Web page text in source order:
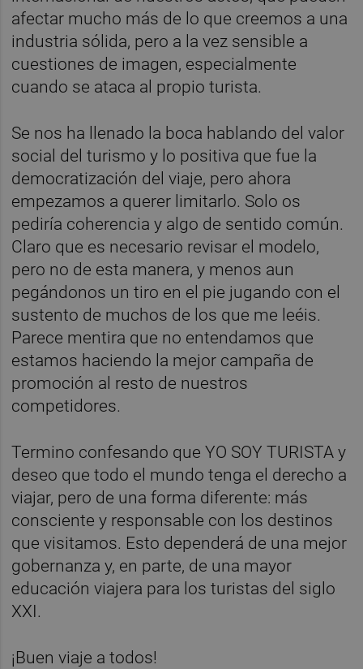
afectar mucho más de lo que creemos a una
industria sólida, pero a la vez sensible a
cuestiones de imagen, especialmente
cuando se ataca al propio turista.
Se nos ha llenado la boca hablando del valor
social del turismo y lo positiva que fue la
democratización del viaje, pero ahora
empezamos a querer limitarlo. Solo os
pediría coherencia y algo de sentido común.
Claro que es necesario revisar el modelo,
pero no de esta manera, y menos aun
pegándonos un tiro en el pie jugando con el
sustento de muchos de los que me leéis.
Parece mentira que no entendamos que
estamos haciendo la mejor campaña de
promoción al resto de nuestros
competidores.
Termino confesando que YO SOY TURISTA y
deseo que todo el mundo tenga el derecho a
viajar, pero de una forma diferente: más
consciente y responsable con los destinos
que visitamos. Esto dependerá de una mejor
gobernanza y, en parte, de una mayor
educación viajera para los turistas del siglo
XXI.
¡Buen viaje a todos!